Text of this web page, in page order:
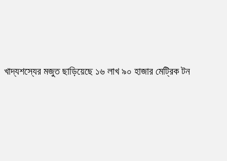
খাদ্যশস্যের মজুত ছাড়িয়েছে ১৬ লাখ ৯০ হাজার মেট্রিক টন